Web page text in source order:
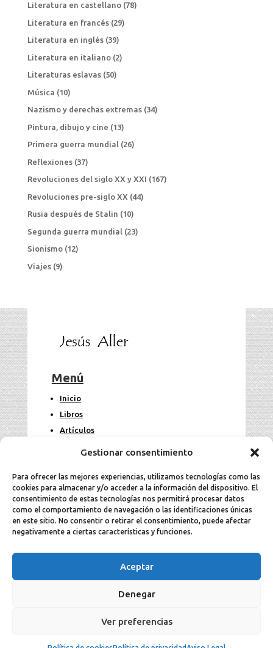
Gestionar consentimiento
Para ofrecer las mejores experiencias, utilizamos tecnologías como las
cookies para almacenar y/o acceder a la información del dispositivo. El
consentimiento de estas tecnologías nos permitirá procesar datos
como el comportamiento de navegación o las identificaciones únicas
en este sitio. No consentir o retirar el consentimiento, puede afectar
negativamente a ciertas características y funciones.
Aceptar
Denegar
Ver preferencias
Literatura en castellano(78)
Literatura en francés(29)
Literatura en inglés(39)
Literatura en italiano(2)
Literaturas eslavas(50)
Música (10)
Nazismo y derechas extremas(34)
Pintura, dibujo y cine (13)
Primera guerra mundial(26)
Reflexiones(37)
Revoluciones del siglo XX y XXI (167)
Revoluciones pre-siglo XX (44)
Rusia después de Stalin (10)
Segunda guerra mundial (23)
Sionismo(12)
Viajes(9)
Menú
Inicio
Libros
Artículos
Legal
Aviso Legal
Política de privacidad
reservados ©.